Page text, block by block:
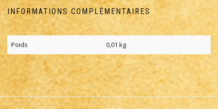
INFORMATIONS COMPLÉMENTAIRES
Poids 0,01 kg